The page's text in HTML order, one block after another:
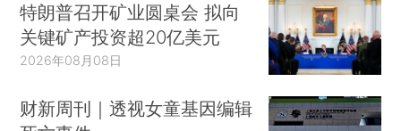
特朗普召开矿业圆桌会 拟向
关键矿产投资超20亿美元
2026年08月08日
财新周刊｜透视女童基因编辑